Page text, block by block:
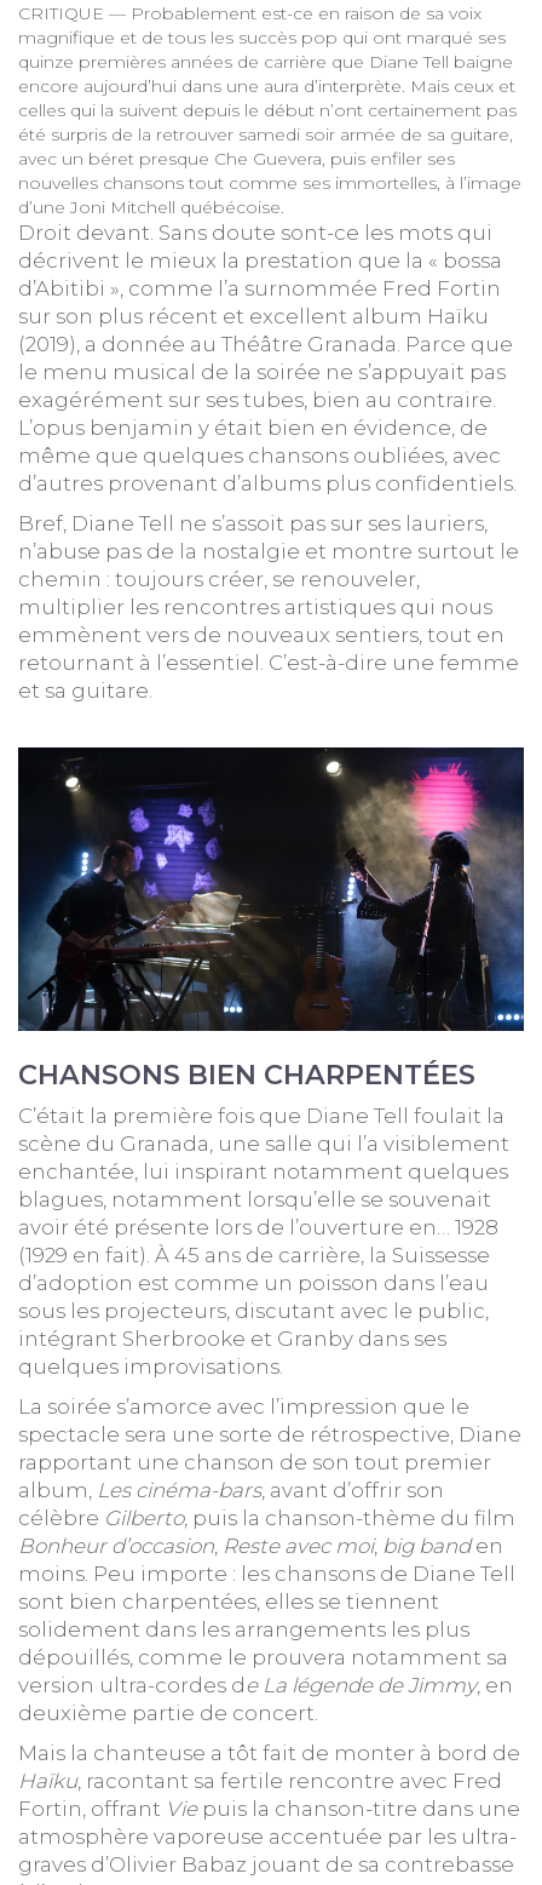
CRITIQUE — Probablement est-ce en raison de sa voix
magnifique et de tous les succès pop qui ont marqué ses
quinze premières années de carrière que Diane Tell baigne
encore aujourd’hui dans une aura d’interprète. Mais ceux et
celles qui la suivent depuis le début n’ont certainement pas
été surpris de la retrouver samedi soir armée de sa guitare,
avec un béret presque Che Guevera, puis enfiler ses
nouvelles chansons tout comme ses immortelles, à l’image
d’une Joni Mitchell québécoise.
Droit devant. Sans doute sont-ce les mots qui
décrivent le mieux la prestation que la « bossa
d’Abitibi », comme l’a surnommée Fred Fortin
sur son plus récent et excellent album Haïku
(2019), a donnée au Théâtre Granada. Parce que
le menu musical de la soirée ne s’appuyait pas
exagérément sur ses tubes, bien au contraire.
L’opus benjamin y était bien en évidence, de
même que quelques chansons oubliées, avec
d’autres provenant d’albums plus confidentiels.
Bref, Diane Tell ne s’assoit pas sur ses lauriers,
n’abuse pas de la nostalgie et montre surtout le
chemin : toujours créer, se renouveler,
multiplier les rencontres artistiques qui nous
emmènent vers de nouveaux sentiers, tout en
retournant à l’essentiel. C’est-à-dire une femme
et sa guitare.
CHANSONS BIEN CHARPENTÉES
C’était la première fois que Diane Tell foulait la
scène du Granada, une salle qui l’a visiblement
enchantée, lui inspirant notamment quelques
blagues, notamment lorsqu’elle se souvenait
avoir été présente lors de l’ouverture en… 1928
(1929 en fait). À 45 ans de carrière, la Suissesse
d’adoption est comme un poisson dans l’eau
sous les projecteurs, discutant avec le public,
intégrant Sherbrooke et Granby dans ses
quelques improvisations.
La soirée s’amorce avec l’impression que le
spectacle sera une sorte de rétrospective, Diane
rapportant une chanson de son tout premier
album, Les cinéma-bars, avant d’offrir son
célèbre Gilberto, puis la chanson-thème du film
Bonheur d’occasion Reste avec moi, big banden
moins. Peu importe : les chansons de Diane Tell
sont bien charpentées, elles se tiennent
solidement dans les arrangements les plus
dépouillés, comme le prouvera notamment sa
version ultra-cordes de La légende de Jimmy, en
deuxième partie de concert.
Mais la chanteuse a tôt fait de monter à bord de
Haïku, racontant sa fertile rencontre avec Fred
Fortin, offrant Viepuis la chanson-titre dans une
atmosphère vaporeuse accentuée par les ultra-
graves d’Olivier Babaz jouant de sa contrebasse